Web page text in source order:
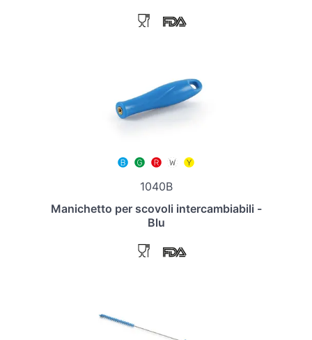
1040B
Manichetto per scovoli intercambiabili -
Blu